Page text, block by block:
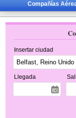
Compañías
Insertar ciudad
Llegada